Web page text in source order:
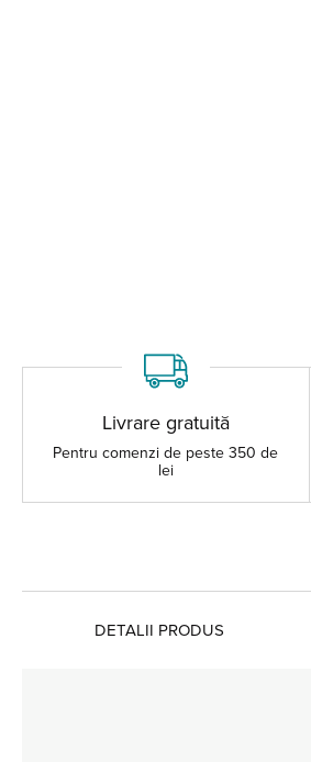
Livrare gratuită
Pentru comenzi de peste 350 de
lei
DETALII PRODUS